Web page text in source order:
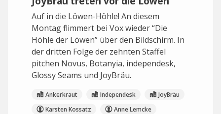
Auf in die Löwen-Höhle! An diesem
Montag flimmert bei Vox wieder “Die
Höhle der Löwen” über den Bildschirm. In
der dritten Folge der zehnten Staffel
pitchen Novus, Botanyia, independesk,
Glossy Seams und JoyBräu.
Ankerkraut Independesk
JoyBräu
Karsten Kossatz
Anne Lemcke